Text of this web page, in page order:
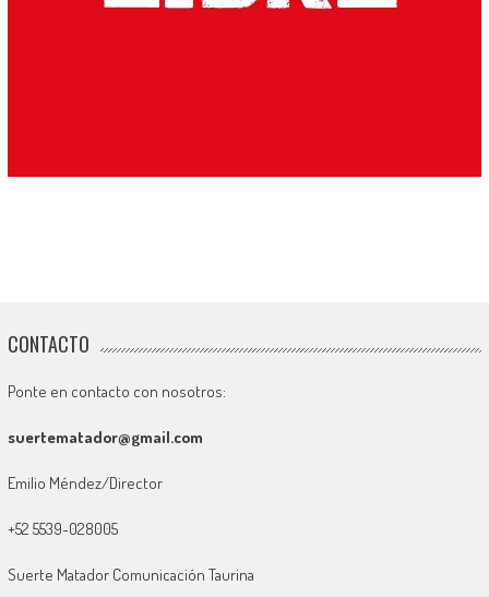
CONTACTO
Ponte en contacto con nosotros:
suertematador@gmail.com
Emilio Méndez/Director
+52 5539-028005
Suerte Matador Comunicación Taurina